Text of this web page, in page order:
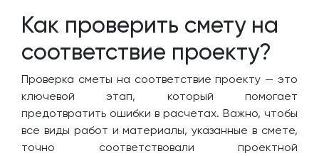
Как проверить смету на
соответствие проекту?
Проверка сметы на соответствие проекту — это
ключевой этап, который помогает
предотвратить ошибки в расчетах. Важно, чтобы
все виды работ и материалы, указанные в смете,
точно соответствовали проектной